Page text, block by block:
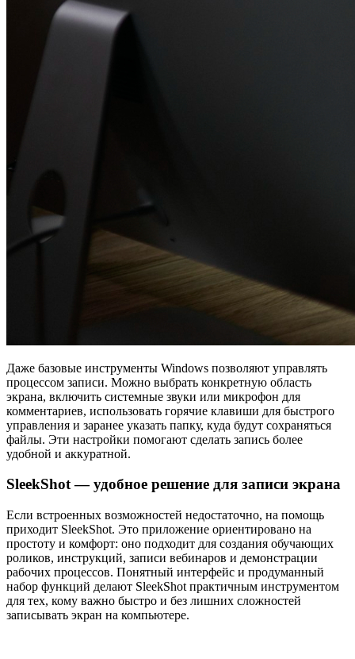
Даже базовые инструменты Windows позволяют управлять
процессом записи. Можно выбрать конкретную область
экрана, включить системные звуки или микрофон для
комментариев, использовать горячие клавиши для быстрого
управления и заранее указать папку, куда будут сохраняться
файлы. Эти настройки помогают сделать запись более
удобной и аккуратной.
SleekShot — удобное решение для записи экрана
Если встроенных возможностей недостаточно, на помощь
приходит SleekShot. Это приложение ориентировано на
простоту и комфорт: оно подходит для создания обучающих
роликов, инструкций, записи вебинаров и демонстрации
рабочих процессов. Понятный интерфейс и продуманный
набор функций делают SleekShot практичным инструментом
для тех, кому важно быстро и без лишних сложностей
записывать экран на компьютере.